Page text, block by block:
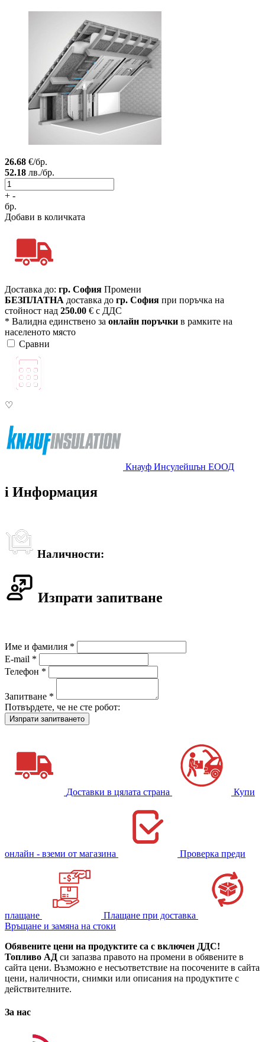
26.68 €/бр.
52.18 лв./бр.
+ -
бр.
Добави в количката
Доставка до: гр. София Промени
БЕЗПЛАТНА доставка до гр. София при поръчка на
стойност над 250.00 € с ДДС
* Валидна единствено за онлайн поръчки в рамките на
населеното място
Сравни
♡
Кнауф Инсулейшън ЕООД
i Информация
Наличности:
Изпрати запитване
Име и фамилия *
E-mail *
Телефон *
Запитване *
Потвърдете, че не сте робот:
Доставки в цялата страна Купи
онлайн - вземи от магазина Проверка преди
плащане
Плащане при доставка
Връщане и замяна на стоки
Обявените цени на продуктите са с включен ДДС!
Топливо АД си запазва правото на промени в обявените в
сайта цени. Възможно е несъответствие на посочените в сайта
цени, наличности, снимки или описания на продуктите с
действителните.
За нас